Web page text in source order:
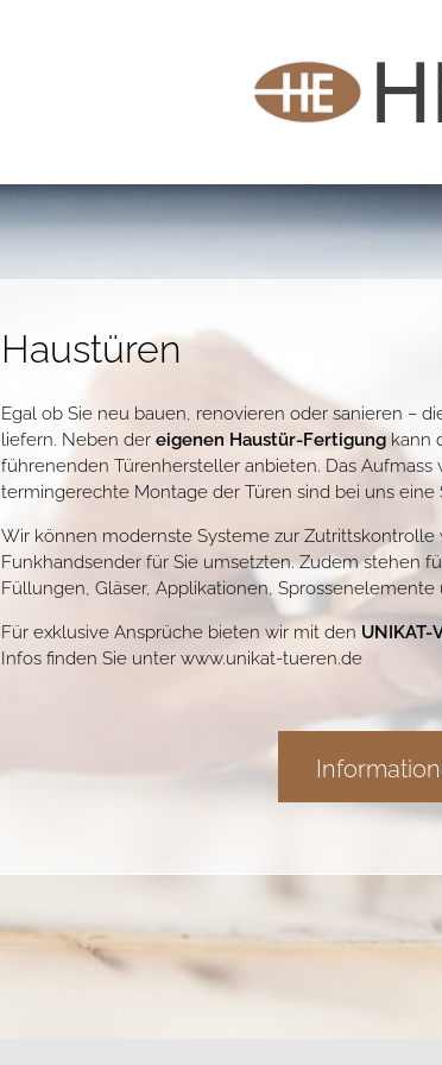
Haustüren
Egal ob Sie neu bauen, renovieren oder sanieren –
liefern. Neben der eigenen Haustür-Fertigungkann
führenenden Türenhersteller anbieten. Das
termingerechte Montage der Türen sind bei uns eine
Wir können modernste Systeme zur Zutrittskontrolle
Funkhandsender für Sie umsetzten. Zudem stehen
Füllungen, Gläser, Applikationen, Sprossenelemente
Für exklusive Ansprüche bieten wir mit den
Infos finden Sie unter www.unikat-tueren.de